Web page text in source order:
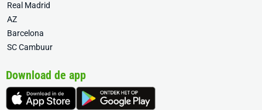
Real Madrid
AZ
Barcelona
SC Cambuur
Download de app